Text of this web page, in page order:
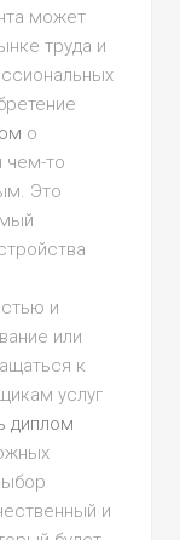
может
труда и
о
чем-то
Это
и
или
к
услуг
диплом
и